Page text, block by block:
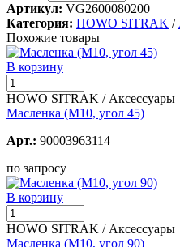
Артикул: VG2600080200
Категория: HOWO SITRAK /
Похожие товары
В корзину
HOWO SITRAK / Аксессуары
Масленка (М10, угол 45)
Арт.: 90003963114
по запросу
В корзину
HOWO SITRAK / Аксессуары
Масленка (М10, угол 90)